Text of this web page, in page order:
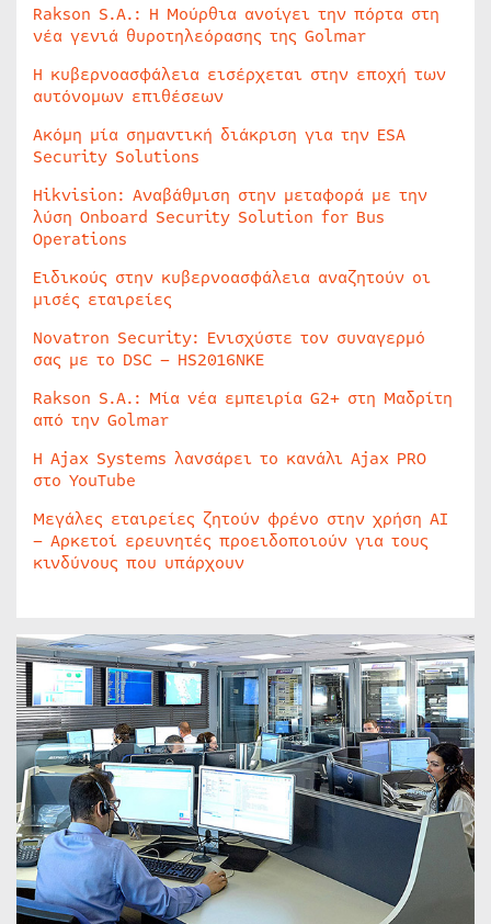
Rakson S.A.: Η Μούρθια ανοίγει την πόρτα στη
νέα γενιά θυροτηλεόρασης της Golmar
Η κυβερνοασφάλεια εισέρχεται στην εποχή των
αυτόνομων επιθέσεων
Ακόμη μία σημαντική διάκριση για την ESA
Security Solutions
Hikvision: Αναβάθμιση στην μεταφορά με την
λύση Onboard Security Solution for Bus
Operations
Ειδικούς στην κυβερνοασφάλεια αναζητούν οι
μισές εταιρείες
Novatron Security: Ενισχύστε τον συναγερμό
σας με το DSC – HS2016NKE
Rakson S.A.: Μία νέα εμπειρία G2+ στη Μαδρίτη
από την Golmar
Η Ajax Systems λανσάρει το κανάλι Ajax PRO
στο YouTube
Μεγάλες εταιρείες ζητούν φρένο στην χρήση AI
– Αρκετοί ερευνητές προειδοποιούν για τους
κινδύνους που υπάρχουν